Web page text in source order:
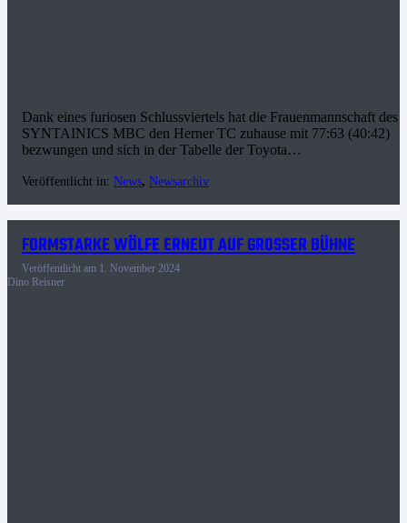
Dank eines furiosen Schlussviertels hat die Frauenmannschaft des
SYNTAINICS MBC den Herner TC zuhause mit 77:63 (40:42)
bezwungen und sich in der Tabelle der Toyota…
Veröffentlicht in: News, Newsarchiv
FORMSTARKE WÖLFE ERNEUT AUF GROSSER BÜHNE
Veröffentlicht am 1. November 2024
Dino Reisner